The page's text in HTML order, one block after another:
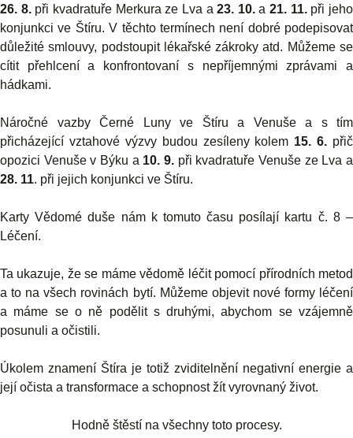
26. 8.při kvadratuře Merkura ze Lva a23. 10.a 21. 11.při jeho
konjunkci ve Štíru. V těchto termínech není dobré podepisovat
důležité smlouvy, podstoupit lékařské zákroky atd. Můžeme se
cítit přehlcení a konfrontovaní s nepříjemnými zprávami a
hádkami.
Náročné vazby Černé Luny ve Štíru a Venuše a s tím
přicházející vztahové výzvy budou zesíleny kolem 15. 6. přič
opozici Venuše v Býku a 10. 9. při kvadratuře Venuše ze Lva a
28. 11. při jejich konjunkci ve Štíru.
Karty Vědomé duše nám k tomuto času posílají kartu č. 8 –
Léčení.
Ta ukazuje, že se máme vědomě léčit pomocí přírodních metod
a to na všech rovinách bytí. Můžeme objevit nové formy léčení
a máme se o ně podělit s druhými, abychom se vzájemně
posunuli a očistili.
Úkolem znamení Štíra je totiž zviditelnění negativní energie a
její očista a transformace a schopnost žít vyrovnaný život.
Hodně štěstí na všechny toto procesy.